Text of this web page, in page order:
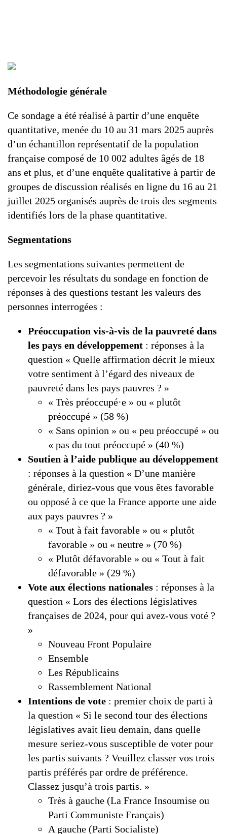
Méthodologie générale
Ce sondage a été réalisé à partir d’une enquête
quantitative, menée du 10 au 31 mars 2025 auprès
d’un échantillon représentatif de la population
française composé de 10 002 adultes âgés de 18
ans et plus, et d’une enquête qualitative à partir de
groupes de discussion réalisés en ligne du 16 au 21
juillet 2025 organisés auprès de trois des segments
identifiés lors de la phase quantitative.
Segmentations
Les segmentations suivantes permettent de
percevoir les résultats du sondage en fonction de
réponses à des questions testant les valeurs des
personnes interrogées :
Préoccupation vis-à-vis de la pauvreté dans
les pays en développement : réponses à la
question « Quelle affirmation décrit le mieux
votre sentiment à l’égard des niveaux de
pauvreté dans les pays pauvres ? »
« Très préoccupé·e » ou « plutôt
préoccupé » (58 %)
« Sans opinion » ou « peu préoccupé » ou
« pas du tout préoccupé » (40 %)
Soutien à l’aide publique au développement
: réponses à la question « D’une manière
générale, diriez-vous que vous êtes favorable
ou opposé à ce que la France apporte une aide
aux pays pauvres ? »
« Tout à fait favorable » ou « plutôt
favorable » ou « neutre » (70 %)
« Plutôt défavorable » ou « Tout à fait
défavorable » (29 %)
Vote aux élections nationales : réponses à la
question « Lors des élections législatives
françaises de 2024, pour qui avez-vous voté ?
»
Nouveau Front Populaire
Ensemble
Les Républicains
Rassemblement National
Intentions de vote : premier choix de parti à
la question « Si le second tour des élections
législatives avait lieu demain, dans quelle
mesure seriez-vous susceptible de voter pour
les partis suivants ? Veuillez classer vos trois
partis préférés par ordre de préférence.
Classez jusqu’à trois partis. »
Très à gauche (La France Insoumise ou
Parti Communiste Français)
A gauche (Parti Socialiste)